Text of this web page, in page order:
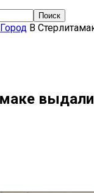
Город В